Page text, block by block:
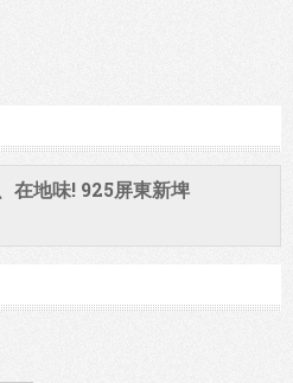
在地味! 925屏東新埤